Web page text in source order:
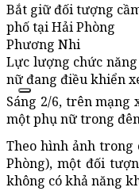
Bắt giữ đối tượng
phố tại Hải Phòng
Phương Nhi
Lực lượng chức
nữ đang điều khiển
Sáng 2/6, trên
một phụ nữ trong
Theo hình ảnh
Phòng), một đối
không có khả năng